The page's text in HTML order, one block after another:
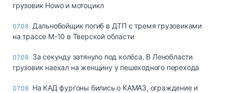
грузовик Howo и мотоцикл
07.08 Дальнобойщик погиб в ДТП с тремя грузовиками
на трассе М-10 в Тверской области
07.08 За секунду затянуло под колёса. В Ленобласти
грузовик наехал на женщину у пешеходного перехода
07.08 На КАД фургоны бились о КАМАЗ, ограждение и